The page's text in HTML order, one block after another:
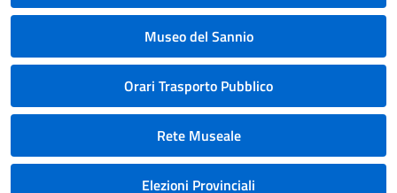
Museo del Sannio
Orari Trasporto Pubblico
Rete Museale
Elezioni Provinciali